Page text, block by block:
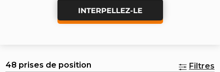
INTERPELLEZ-LE
48 prises de position Filtres